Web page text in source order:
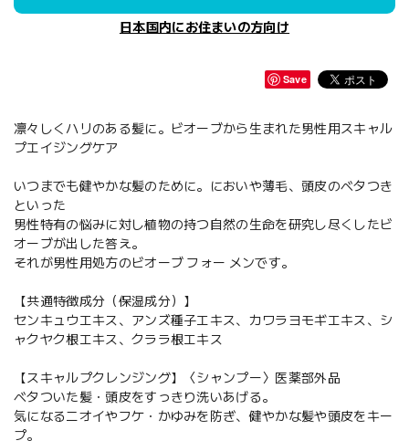
日本国内にお住まいの方向け
Save
凛々しくハリのある髪に。ビオーブから生まれた男性用スキャル
プエイジングケア
いつまでも健やかな髪のために。においや薄毛、頭皮のベタつき
といった
男性特有の悩みに対し植物の持つ自然の生命を研究し尽くしたビ
オーブが出した答え。
それが男性用処方のビオーブ フォー メンです。
【共通特徴成分（保湿成分）】
センキュウエキス、アンズ種子エキス、カワラヨモギエキス、シ
ャクヤク根エキス、クララ根エキス
【スキャルプクレンジング】〈シャンプー〉医薬部外品
ベタついた髪・頭皮をすっきり洗いあげる。
気になるニオイやフケ・かゆみを防ぎ、健やかな髪や頭皮をキー
プ。